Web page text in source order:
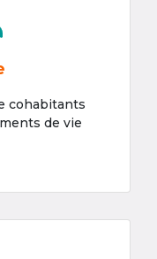
cohabitants
de vie